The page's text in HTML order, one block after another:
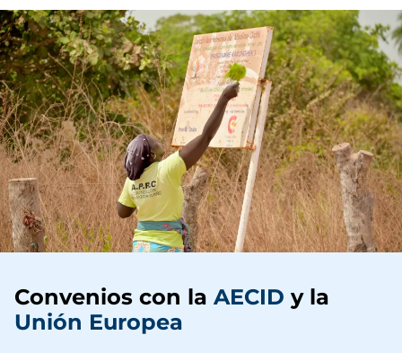
Convenios con la AECID y la
Unión Europea